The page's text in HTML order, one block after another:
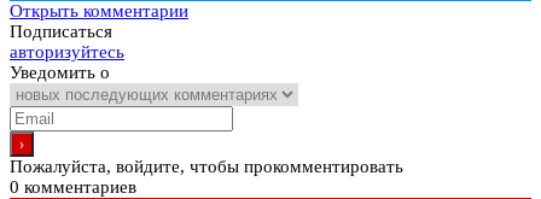
Открыть комментарии
Подписаться
авторизуйтесь
Уведомить о
Пожалуйста, войдите, чтобы прокомментировать
0 комментариев